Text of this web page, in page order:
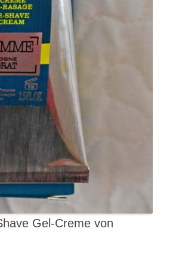
Gel-Creme von